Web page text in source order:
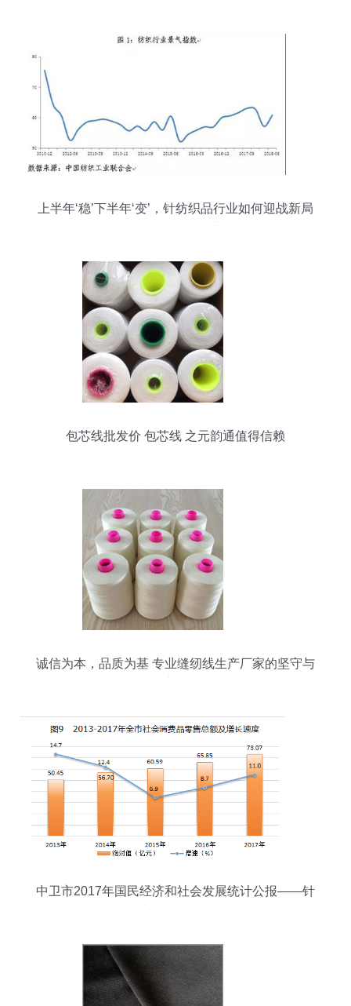
上半年‘稳’下半年‘变’，针纺织品行业如何迎战新局
包芯线批发价 包芯线 之元韵通值得信赖
诚信为本，品质为基 专业缝纫线生产厂家的坚守与
中卫市2017年国民经济和社会发展统计公报——针